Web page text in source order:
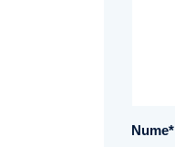
Nume*